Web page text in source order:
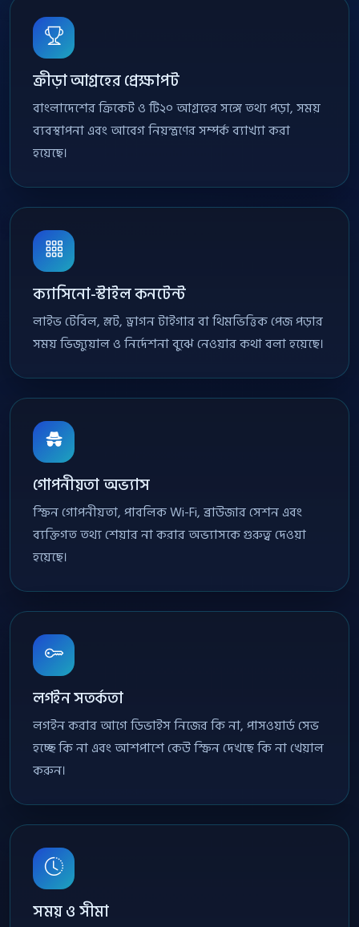
ক্রীড়া আগ্রহের প্রেক্ষাপট
বাংলাদেশের ক্রিকেট ও টি২০ আগ্রহের সঙ্গে তথ্য পড়া, সময়
ব্যবস্থাপনা এবং আবেগ নিয়ন্ত্রণের সম্পর্ক ব্যাখ্যা করা
হয়েছে।
ক্যাসিনো-স্টাইল কনটেন্ট
লাইভ টেবিল, স্লট, ড্রাগন টাইগার বা থিমভিত্তিক পেজ পড়ার
সময় ভিজ্যুয়াল ও নির্দেশনা বুঝে নেওয়ার কথা বলা হয়েছে।
গোপনীয়তা অভ্যাস
স্ক্রিন গোপনীয়তা, পাবলিক Wi-Fi, ব্রাউজার সেশন এবং
ব্যক্তিগত তথ্য শেয়ার না করার অভ্যাসকে গুরুত্ব দেওয়া
হয়েছে।
লগইন সতর্কতা
লগইন করার আগে ডিভাইস নিজের কি না, পাসওয়ার্ড সেভ
হচ্ছে কি না এবং আশপাশে কেউ স্ক্রিন দেখছে কি না খেয়াল
করুন।
সময় ও সীমা